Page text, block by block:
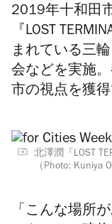
2019年十和田
『LOST
まれている三
会などを実施
市の視点を獲
北澤潤『LOST
（Photo: Kuniya
「こんな場所